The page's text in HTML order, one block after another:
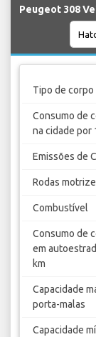
Peugeot 308
Tipo de corpo
Consumo de
na cidade por
Emissões de
Rodas
Combustível
Consumo de
em
km
Capacidade
porta-malas
Capacidade